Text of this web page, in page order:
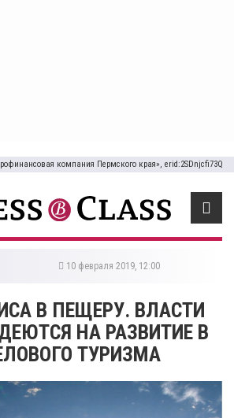
компания Пермского края», erid:2SDnjcfi73Q
10 февраля 2019, 12:00
В ПЕЩЕРУ. ВЛАСТИ
НА РАЗВИТИЕ В
ТУРИЗМА